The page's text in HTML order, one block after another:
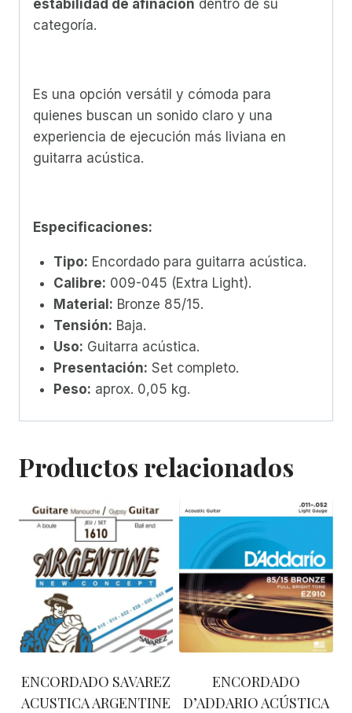
estabilidad de afinación dentro de su
categoría.
Es una opción versátil y cómoda para
quienes buscan un sonido claro y una
experiencia de ejecución más liviana en
guitarra acústica.
Especificaciones:
Tipo: Encordado para guitarra acústica.
Calibre: 009-045 (Extra Light).
Material: Bronze 85/15.
Tensión: Baja.
Uso: Guitarra acústica.
Presentación: Set completo.
Peso: aprox. 0,05 kg.
Productos relacionados
ENCORDADO SAVAREZ
ACUSTICA ARGENTINE
ENCORDADO
D’ADDARIO ACÚSTICA